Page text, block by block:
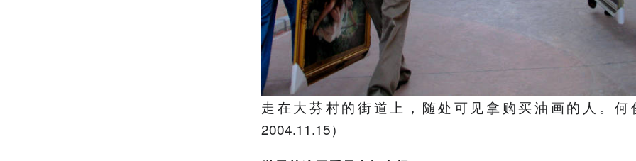
走在大芬村的街道上，随处可见拿购买油画的人。何
2004.11.15）